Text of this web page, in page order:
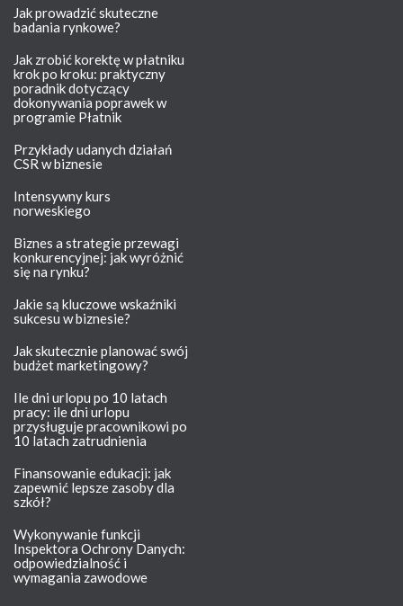
Jak prowadzić skuteczne
badania rynkowe?
Jak zrobić korektę w płatniku
krok po kroku: praktyczny
poradnik dotyczący
dokonywania poprawek w
programie Płatnik
Przykłady udanych działań
CSR w biznesie
Intensywny kurs
norweskiego
Biznes a strategie przewagi
konkurencyjnej: jak wyróżnić
się na rynku?
Jakie są kluczowe wskaźniki
sukcesu w biznesie?
Jak skutecznie planować swój
budżet marketingowy?
Ile dni urlopu po 10 latach
pracy: ile dni urlopu
przysługuje pracownikowi po
10 latach zatrudnienia
Finansowanie edukacji: jak
zapewnić lepsze zasoby dla
szkół?
Wykonywanie funkcji
Inspektora Ochrony Danych:
odpowiedzialność i
wymagania zawodowe